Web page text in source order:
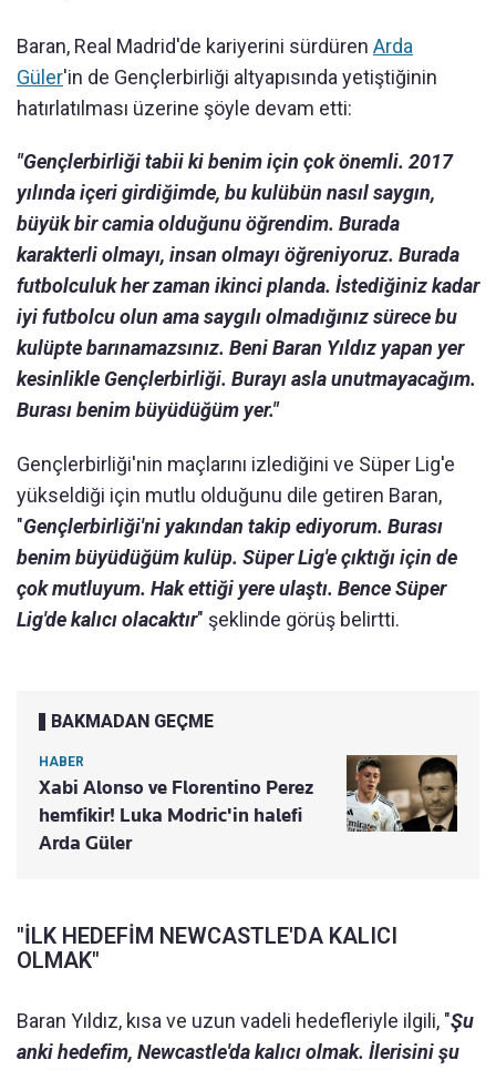
Baran, Real Madrid'de kariyerini sürdüren Arda
Güler'in de Gençlerbirliği altyapısında yetiştiğinin
hatırlatılması üzerine şöyle devam etti:
"Gençlerbirliği tabii ki benim için çok önemli. 2017
yılında içeri girdiğimde, bu kulübün nasıl saygın,
büyük bir camia olduğunu öğrendim. Burada
karakterli olmayı, insan olmayı öğreniyoruz. Burada
futbolculuk her zaman ikinci planda. İstediğiniz kadar
iyi futbolcu olun ama saygılı olmadığınız sürece bu
kulüpte barınamazsınız. Beni Baran Yıldız yapan yer
kesinlikle Gençlerbirliği. Burayı asla unutmayacağım.
Burası benim büyüdüğüm yer."
Gençlerbirliği'nin maçlarını izlediğini ve Süper Lig'e
yükseldiği için mutlu olduğunu dile getiren Baran,
"Gençlerbirliği'ni yakından takip ediyorum. Burası
benim büyüdüğüm kulüp. Süper Lig'e çıktığı için de
çok mutluyum. Hak ettiği yere ulaştı. Bence Süper
Lig'de kalıcı olacaktır" şeklinde görüş belirtti.
BAKMADAN GEÇME
HABER
Xabi Alonso ve Florentino Perez
hemfikir! Luka Modric'in halefi
Arda Güler
"İLK HEDEFİM NEWCASTLE'DA KALICI
OLMAK"
Baran Yıldız, kısa ve uzun vadeli hedefleriyle ilgili, "Şu
anki hedefim, Newcastle'da kalıcı olmak. İlerisini şu